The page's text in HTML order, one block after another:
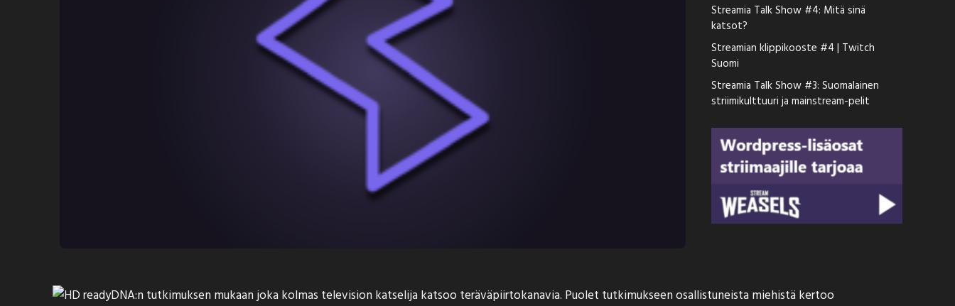
Streamia Talk Show #4: Mitä sinä
katsot?
Streamian klippikooste #4 | Twitch
Suomi
Streamia Talk Show #3: Suomalainen
striimikulttuuri ja mainstream-pelit
DNA:n tutkimuksen mukaanjoka kolmas television katselija katsoo teräväpiirtokanavia. Puolet tutkimukseen osallistuneista miehistä kertoo